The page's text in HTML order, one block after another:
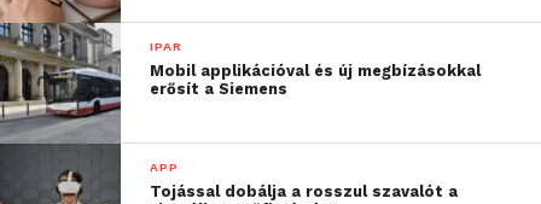
IPAR
Mobil applikációval és új megbízásokkal
erősít a Siemens
APP
Tojással dobálja a rosszul szavalót a